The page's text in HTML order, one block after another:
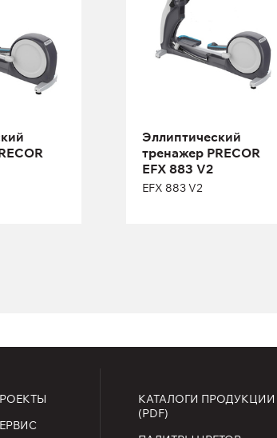
Эллиптический
тренажер PRECOR
EFX 883 V2
EFX 883 V2
КАТАЛОГИ ПРОДУКЦИИ
(PDF)